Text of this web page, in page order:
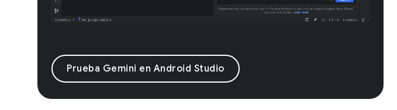
Prueba Gemini en Android Studio